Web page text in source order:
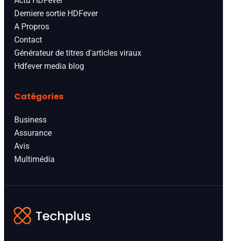
Derniere sortie HDFever
A Propros
Contact
Générateur de titres d'articles viraux
Hdfever media blog
Catégories
Business
Assurance
Avis
Multimédia